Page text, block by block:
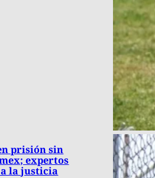
prisión sin
expertos
la justicia